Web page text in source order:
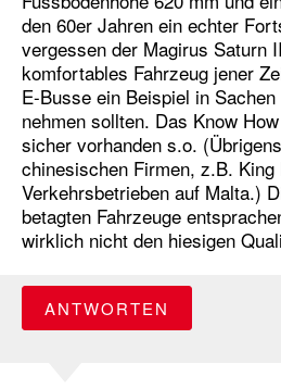
den 60er Jahren ein echter
vergessen der Magirus Saturn
komfortables Fahrzeug jener
E-Busse ein Beispiel in
nehmen sollten. Das Know
sicher vorhanden s.o.
chinesischen Firmen, z.B. King
Verkehrsbetrieben auf Malta.)
betagten Fahrzeuge
wirklich nicht den hiesigen
ANTWORTEN